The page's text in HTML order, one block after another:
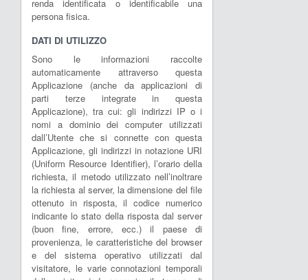
renda identificata o identificabile una
persona fisica.
DATI DI UTILIZZO
Sono le informazioni raccolte
automaticamente attraverso questa
Applicazione (anche da applicazioni di
parti terze integrate in questa
Applicazione), tra cui: gli indirizzi IP o i
nomi a dominio dei computer utilizzati
dall’Utente che si connette con questa
Applicazione, gli indirizzi in notazione URI
(Uniform Resource Identifier), l’orario della
richiesta, il metodo utilizzato nell’inoltrare
la richiesta al server, la dimensione del file
ottenuto in risposta, il codice numerico
indicante lo stato della risposta dal server
(buon fine, errore, ecc.) il paese di
provenienza, le caratteristiche del browser
e del sistema operativo utilizzati dal
visitatore, le varie connotazioni temporali